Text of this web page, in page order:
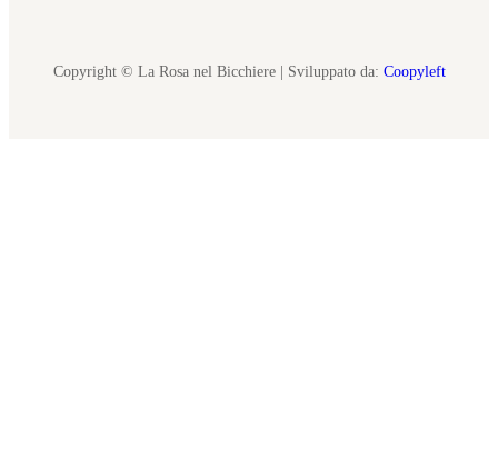
Copyright © La Rosa nel Bicchiere | Sviluppato da: Coopyleft